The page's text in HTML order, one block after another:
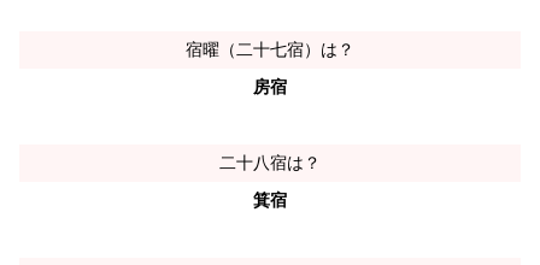
宿曜（二十七宿）は？
房宿
二十八宿は？
箕宿